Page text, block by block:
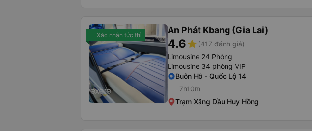
Xác nhận tức thì An Phát Kbang (Gia Lai)
4.6star (417 đánh giá)
Limousine 24 Phòng
Limousine 34 phòng VIP
Buôn Hồ - Quốc Lộ 14
7h10m
Trạm Xăng Dầu Huy Hồng